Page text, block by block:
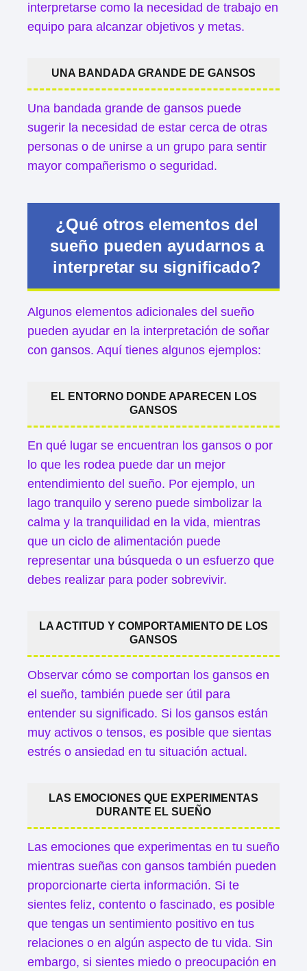
interpretarse como la necesidad de trabajo en
equipo para alcanzar objetivos y metas.
UNA BANDADA GRANDE DE GANSOS
Una bandada grande de gansos puede
sugerir la necesidad de estar cerca de otras
personas o de unirse a un grupo para sentir
mayor compañerismo o seguridad.
¿Qué otros elementos del
sueño pueden ayudarnos a
interpretar su significado?
Algunos elementos adicionales del sueño
pueden ayudar en la interpretación de soñar
con gansos. Aquí tienes algunos ejemplos:
EL ENTORNO DONDE APARECEN LOS
GANSOS
En qué lugar se encuentran los gansos o por
lo que les rodea puede dar un mejor
entendimiento del sueño. Por ejemplo, un
lago tranquilo y sereno puede simbolizar la
calma y la tranquilidad en la vida, mientras
que un ciclo de alimentación puede
representar una búsqueda o un esfuerzo que
debes realizar para poder sobrevivir.
LA ACTITUD Y COMPORTAMIENTO DE LOS
GANSOS
Observar cómo se comportan los gansos en
el sueño, también puede ser útil para
entender su significado. Si los gansos están
muy activos o tensos, es posible que sientas
estrés o ansiedad en tu situación actual.
LAS EMOCIONES QUE EXPERIMENTAS
DURANTE EL SUEÑO
Las emociones que experimentas en tu sueño
mientras sueñas con gansos también pueden
proporcionarte cierta información. Si te
sientes feliz, contento o fascinado, es posible
que tengas un sentimiento positivo en tus
relaciones o en algún aspecto de tu vida. Sin
embargo, si sientes miedo o preocupación en